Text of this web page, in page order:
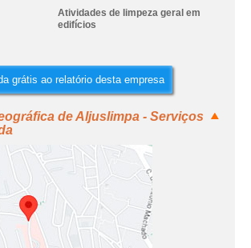
Atividades de limpeza geral em
edifícios
grátis ao relatório desta empresa
de Aljuslimpa - Serviços